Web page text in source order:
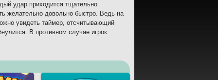
удар приходится тщательно
желательно довольно быстро. Ведь на
увидеть таймер, отсчитывающий
В противном случае игрок